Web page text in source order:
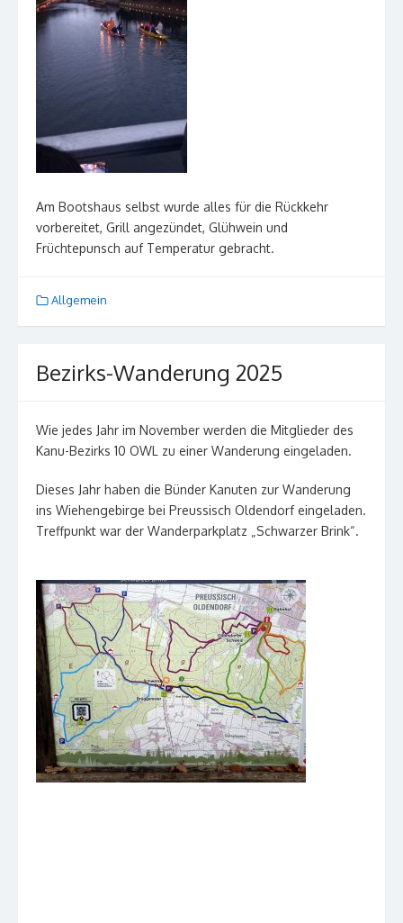
Am Bootshaus selbst wurde alles für die Rückkehr
vorbereitet, Grill angezündet, Glühwein und
Früchtepunsch auf Temperatur gebracht.
Allgemein
Bezirks-Wanderung 2025
Wie jedes Jahr im November werden die Mitglieder des
Kanu-Bezirks 10 OWL zu einer Wanderung eingeladen.
Dieses Jahr haben die Bünder Kanuten zur Wanderung
ins Wiehengebirge bei Preussisch Oldendorf eingeladen.
Treffpunkt war der Wanderparkplatz „Schwarzer Brink“.